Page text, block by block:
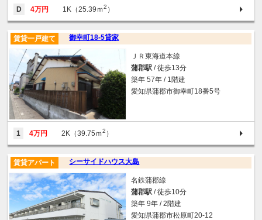
D 4万円 1K（25.39ｍ2 ）
御幸町18-5貸家
賃貸一戸建て
ＪＲ東海道本線
蒲郡駅 / 徒歩13分
築年 57年 / 1階建
愛知県蒲郡市御幸町18番5号
1 4万円 2K（39.75ｍ2 ）
シーサイドハウス大島
賃貸アパート
名鉄蒲郡線
蒲郡駅 / 徒歩10分
築年 9年 / 2階建
愛知県蒲郡市松原町20-12